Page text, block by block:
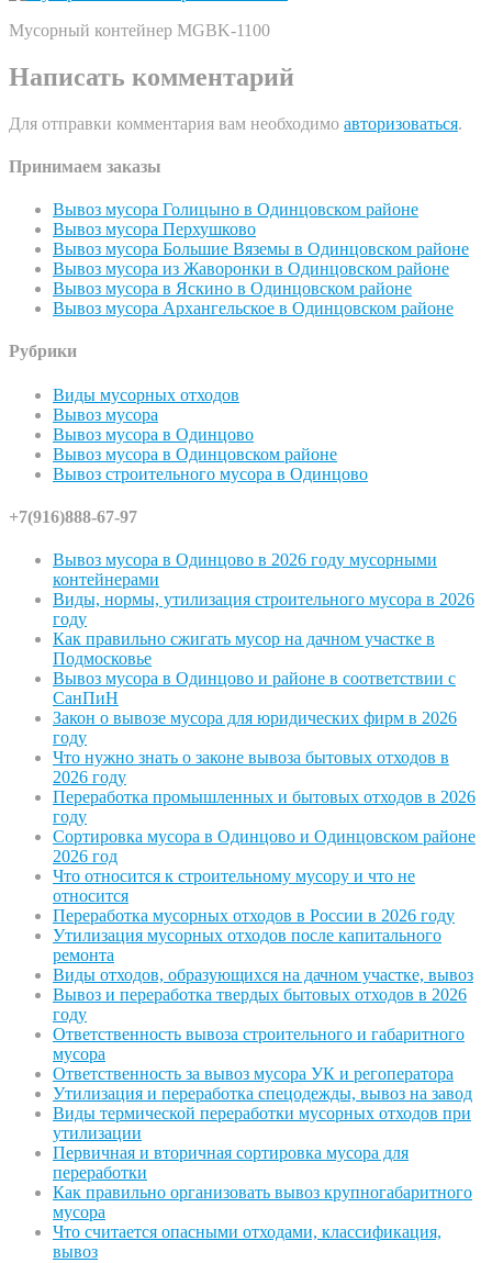
Мусорный контейнер MGBK-1100
Написать комментарий
Для отправки комментария вам необходимо авторизоваться.
Принимаем заказы
Вывоз мусора Голицыно в Одинцовском районе
Вывоз мусора Перхушково
Вывоз мусора Большие Вяземы в Одинцовском районе
Вывоз мусора из Жаворонки в Одинцовском районе
Вывоз мусора в Яскино в Одинцовском районе
Вывоз мусора Архангельское в Одинцовском районе
Рубрики
Виды мусорных отходов
Вывоз мусора
Вывоз мусора в Одинцово
Вывоз мусора в Одинцовском районе
Вывоз строительного мусора в Одинцово
+7(916)888-67-97
Вывоз мусора в Одинцово в 2026 году мусорными
контейнерами
Виды, нормы, утилизация строительного мусора в 2026
году
Как правильно сжигать мусор на дачном участке в
Подмосковье
Вывоз мусора в Одинцово и районе в соответствии с
СанПиН
Закон о вывозе мусора для юридических фирм в 2026
году
Что нужно знать о законе вывоза бытовых отходов в
2026 году
Переработка промышленных и бытовых отходов в 2026
году
Сортировка мусора в Одинцово и Одинцовском районе
2026 год
Что относится к строительному мусору и что не
относится
Переработка мусорных отходов в России в 2026 году
Утилизация мусорных отходов после капитального
ремонта
Виды отходов, образующихся на дачном участке, вывоз
Вывоз и переработка твердых бытовых отходов в 2026
году
Ответственность вывоза строительного и габаритного
мусора
Ответственность за вывоз мусора УК и регоператора
Утилизация и переработка спецодежды, вывоз на завод
Виды термической переработки мусорных отходов при
утилизации
Первичная и вторичная сортировка мусора для
переработки
Как правильно организовать вывоз крупногабаритного
мусора
Что считается опасными отходами, классификация,
вывоз